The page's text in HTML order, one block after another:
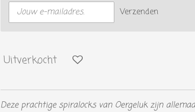
Verzenden
Uitverkocht
Deze prachtige spiralocks van Oergeluk zijn